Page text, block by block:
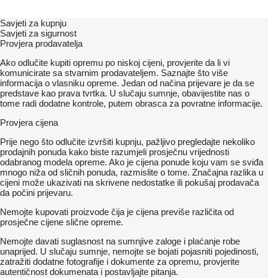
Savjeti za kupnju
Savjeti za sigurnost
Provjera prodavatelja
Ako odlučite kupiti opremu po niskoj cijeni, provjerite da li vi
komunicirate sa stvarnim prodavateljem. Saznajte što više
informacija o vlasniku opreme. Jedan od načina prijevare je da se
predstave kao prava tvrtka. U slučaju sumnje, obavijestite nas o
tome radi dodatne kontrole, putem obrasca za povratne informacije.
Provjera cijena
Prije nego što odlučite izvršiti kupnju, pažljivo pregledajte nekoliko
prodajnih ponuda kako biste razumjeli prosječnu vrijednosti
odabranog modela opreme. Ako je cijena ponude koju vam se sviđa
mnogo niža od sličnih ponuda, razmislite o tome. Značajna razlika u
cijeni može ukazivati ​​na skrivene nedostatke ili pokušaj prodavača
da počini prijevaru.
Nemojte kupovati proizvode čija je cijena previše različita od
prosječne cijene slične opreme.
Nemojte davati suglasnost na sumnjive zaloge i plaćanje robe
unaprijed. U slučaju sumnje, nemojte se bojati pojasniti pojedinosti,
zatražiti dodatne fotografije i dokumente za opremu, provjerite
autentičnost dokumenata i postavljajte pitanja.